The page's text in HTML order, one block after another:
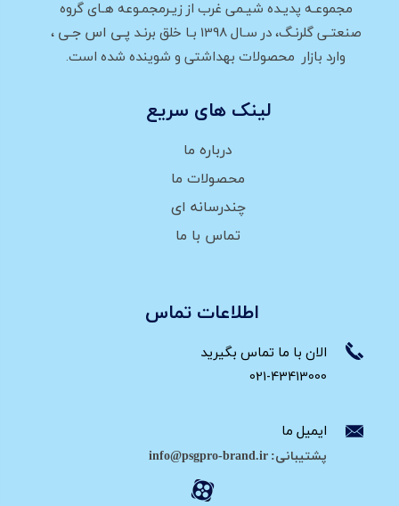
مجموعـه پدیـده شیـمی غرب از زیـرمجمـوعه هـای گروه
صنعتـی گلرنـگ، در سـال 1398 بـا خلق برنـد
پـی اس جـی،
وارد بازار محصولات بهداشتی و شوینده شده است.
درباره ما
محصولات ما
چندرسانه ای
تماس با ما
لینک های سریع
اطلاعات تماس
الان با ما تماس بگیرید
ایمیل ما
021-43413000
پشتیبانی: info@psgpro-brand.ir